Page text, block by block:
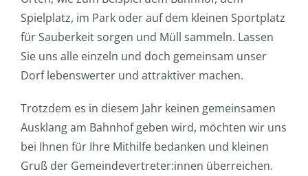
Spielplatz, im Park oder auf dem kleinen Sportplatz
für Sauberkeit sorgen und Müll sammeln. Lassen
Sie uns alle einzeln und doch gemeinsam unser
Dorf lebenswerter und attraktiver machen.
Trotzdem es in diesem Jahr keinen gemeinsamen
Ausklang am Bahnhof geben wird, möchten wir uns
bei Ihnen für Ihre Mithilfe bedanken und kleinen
Gruß der Gemeindevertreter:innen überreichen.